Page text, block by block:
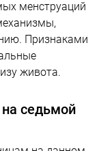
менструаций
Признаками
живота.
седьмой